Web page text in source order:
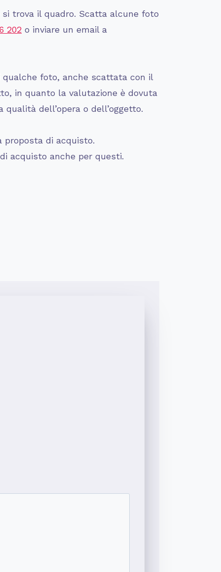
trova il quadro. Scatta alcune foto
202 o inviare un email a
qualche foto, anche scattata con il
in quanto la valutazione è dovuta
dell’opera o dell’oggetto.
proposta di acquisto.
acquisto anche per questi.